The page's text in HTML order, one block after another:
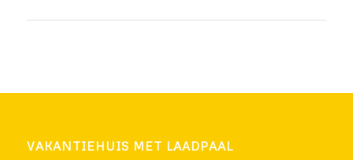
VAKANTIEHUIS MET LAADPAAL